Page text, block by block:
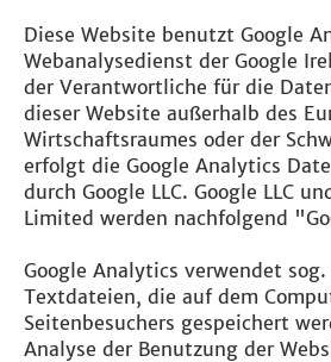
Diese Website benutzt Google
Webanalysedienst der Google
der Verantwortliche für die
dieser Website außerhalb des
Wirtschaftsraumes oder der
erfolgt die Google Analytics
durch Google LLC. Google LLC
Limited werden nachfolgend
Google Analytics verwendet
Textdateien, die auf dem
Seitenbesuchers gespeichert
Analyse der Benutzung der